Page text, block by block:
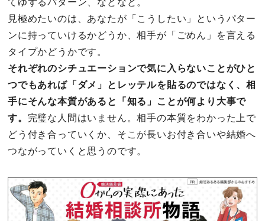
見極めたいのは、あなたが「こうしたい」というパター
ンに持っていけるかどうか、相手が「ごめん」を言える
タイプかどうかです。
それぞれのシチュエーションで気に入らないことがひと
つでもあれば「ダメ」とレッテルを貼るのではなく、相
手にそんな本質があると「知る」ことが何より大事で
す。 完璧な人間はいません。相手の本質をわかった上で
どう付き合っていくか、そこが長いお付き合いや結婚へ
つながっていくと思うのです。